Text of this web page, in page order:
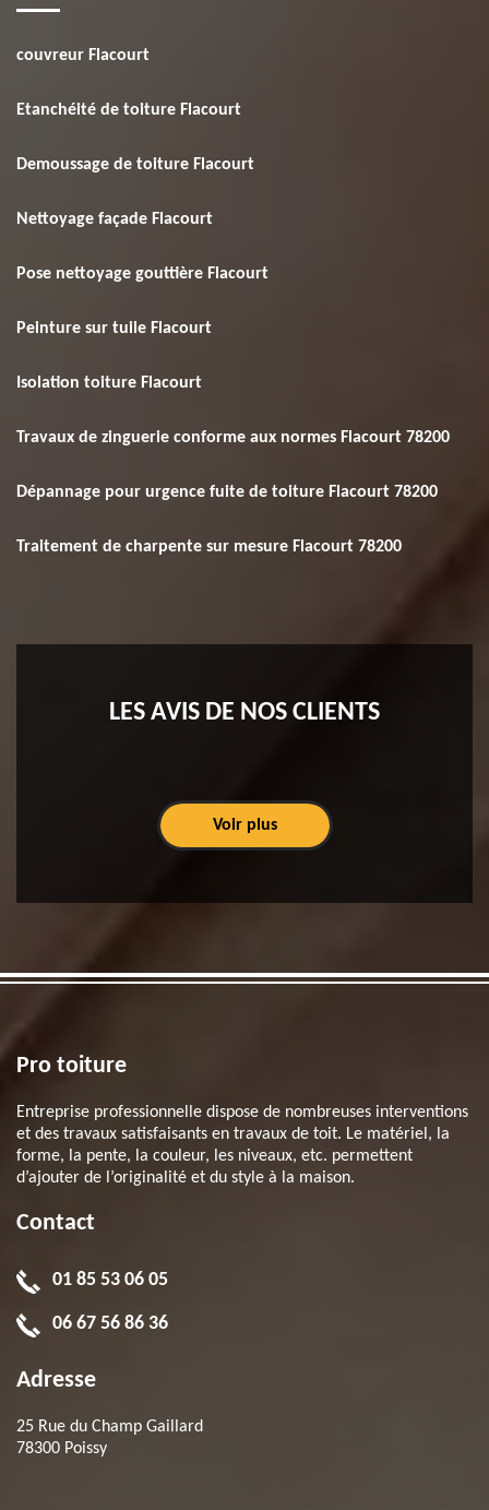
couvreur Flacourt
Etanchéité de toiture Flacourt
Demoussage de toiture Flacourt
Nettoyage façade Flacourt
Pose nettoyage gouttière Flacourt
Peinture sur tuile Flacourt
Isolation toiture Flacourt
Travaux de zinguerie conforme aux normes Flacourt 78200
Dépannage pour urgence fuite de toiture Flacourt 78200
Traitement de charpente sur mesure Flacourt 78200
LES AVIS DE NOS CLIENTS
Voir plus
Pro toiture
Entreprise professionnelle dispose de nombreuses interventions
et des travaux satisfaisants en travaux de toit. Le matériel, la
forme, la pente, la couleur, les niveaux, etc. permettent
d’ajouter de l’originalité et du style à la maison.
Contact
01 85 53 06 05
06 67 56 86 36
Adresse
25 Rue du Champ Gaillard
78300 Poissy